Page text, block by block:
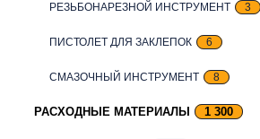
РЕЗЬБОНАРЕЗНОЙ ИНСТРУМЕНТ 3
ПИСТОЛЕТ ДЛЯ ЗАКЛЕПОК 6
СМАЗОЧНЫЙ ИНСТРУМЕНТ 8
РАСХОДНЫЕ МАТЕРИАЛЫ 1 300